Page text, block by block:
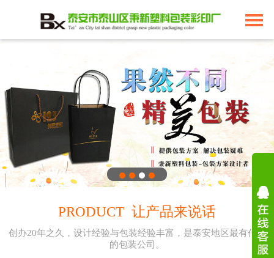
PRODUCT 让产品来说话
创办20年之久，设计经验与包装经验丰富，是泰安地区最有代表
的包装公司。